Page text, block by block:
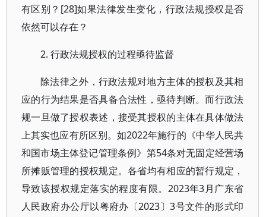
有区别？[28]如果法律发生变化，行政法规授权是否
依然可以存在？
2. 行政法规授权的过程亟待监督
除法律之外，行政法规对地方主体的授权及其相
应的行为结果是否具备合法性，亟待判断。而行政法
规一旦做了授权表述，接受其授权的主体在具体做法
上其实也应有所区别。如2022年施行的《中华人民共
和国市场主体登记管理条例》第54条对无固定经营场
所摊贩管理的授权规定。各省均有相应的暂行规定，
导致该授权规定落实的程度有限。2023年3月广东省
人民政府办公厅以粤府办〔2023〕3号文件的形式印